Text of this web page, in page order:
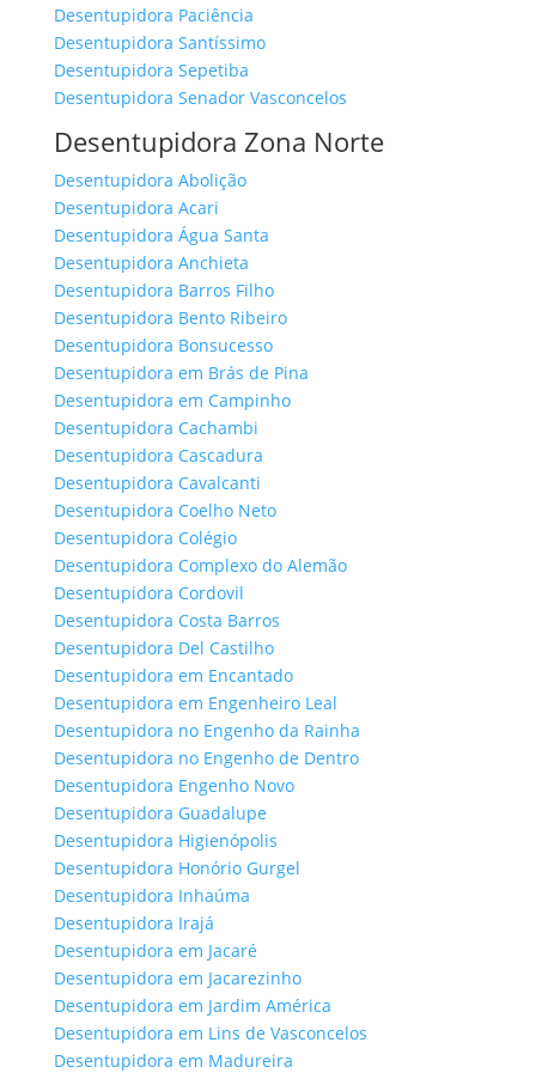
Desentupidora Paciência
Desentupidora Santíssimo
Desentupidora Sepetiba
Desentupidora Senador Vasconcelos
Desentupidora Zona Norte
Desentupidora Abolição
Desentupidora Acari
Desentupidora Água Santa
Desentupidora Anchieta
Desentupidora Barros Filho
Desentupidora Bento Ribeiro
Desentupidora Bonsucesso
Desentupidora em Brás de Pina
Desentupidora em Campinho
Desentupidora Cachambi
Desentupidora Cascadura
Desentupidora Cavalcanti
Desentupidora Coelho Neto
Desentupidora Colégio
Desentupidora Complexo do Alemão
Desentupidora Cordovil
Desentupidora Costa Barros
Desentupidora Del Castilho
Desentupidora em Encantado
Desentupidora em Engenheiro Leal
Desentupidora no Engenho da Rainha
Desentupidora no Engenho de Dentro
Desentupidora Engenho Novo
Desentupidora Guadalupe
Desentupidora Higienópolis
Desentupidora Honório Gurgel
Desentupidora Inhaúma
Desentupidora Irajá
Desentupidora em Jacaré
Desentupidora em Jacarezinho
Desentupidora em Jardim América
Desentupidora em Lins de Vasconcelos
Desentupidora em Madureira